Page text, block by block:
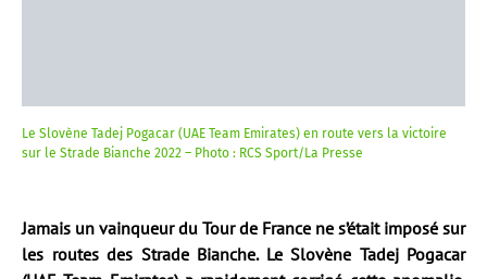
Le Slovène Tadej Pogacar (UAE Team Emirates) en route vers la victoire
sur le Strade Bianche 2022 – Photo : RCS Sport/La Presse
Jamais un vainqueur du Tour de France ne s’était imposé sur
les routes des Strade Bianche. Le Slovène Tadej Pogacar